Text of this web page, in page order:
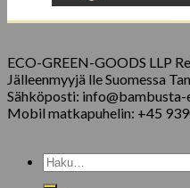
ECO-GREEN-GOODS LLP
Jälleenmyyjä lle Suomessa
Sähköposti:
Mobil matkapuhelin: +45
Etsi: